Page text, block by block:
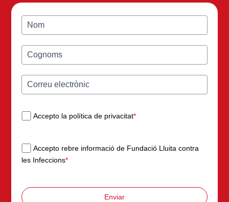
Accepto la política de privacitat*
Accepto rebre informació de Fundació Lluita contra
les Infeccions*
Enviar